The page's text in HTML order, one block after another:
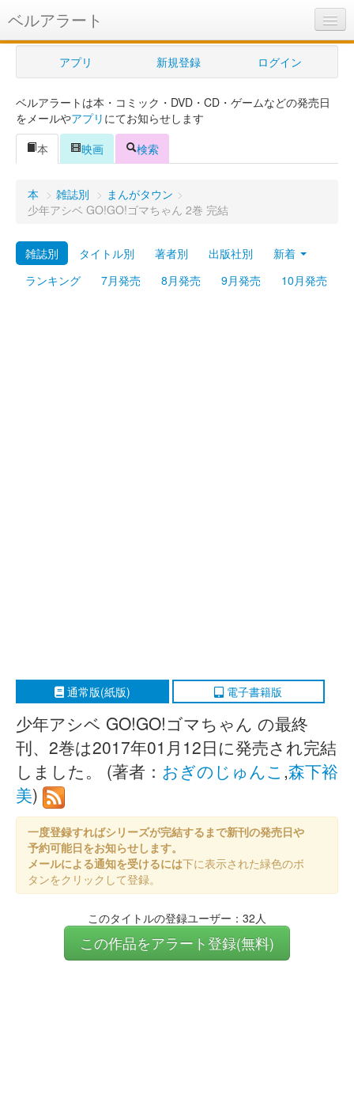
ベルアラート
ベルアラートとは
ヘルプ
新規登録
ログイン
購入管理
Myシェルフ
プレミアム
アプリ 新規登録 ログイン
ベルアラートは本・コミック・DVD・CD・ゲームなどの発売日
をメールやアプリ にてお知らせします
本
映画 検索
本 > 雑誌別 > まんがタウン >
少年アシベ GO!GO!ゴマちゃん 2巻 完結
雑誌別 タイトル別 著者別 出版社別
新着
ランキング
7月発売 8月発売 9月発売 10月発売
通常版(紙版) 電子書籍版
少年アシベ GO!GO!ゴマちゃん の最終
刊、2巻は2017年01月12日に発売され完結
しました。 (著者： おぎのじゅんこ ,森下裕
美)
一度登録すればシリーズが完結するまで新刊の発売日や
予約可能日をお知らせします。
メールによる通知を受けるには下に表示された緑色のボ
タンをクリックして登録。
このタイトルの登録ユーザー：32人
この作品をアラート登録(無料)